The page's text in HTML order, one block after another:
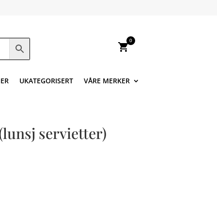
shopping_cart
0
UKATEGORISERT VÅRE MERKER
servietter)